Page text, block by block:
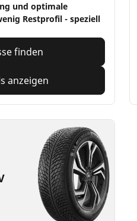
und optimale
Restprofil - speziell
finden
anzeigen